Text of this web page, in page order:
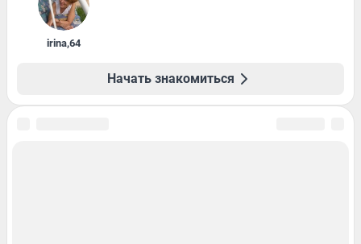
irina,64
Начать знакомиться